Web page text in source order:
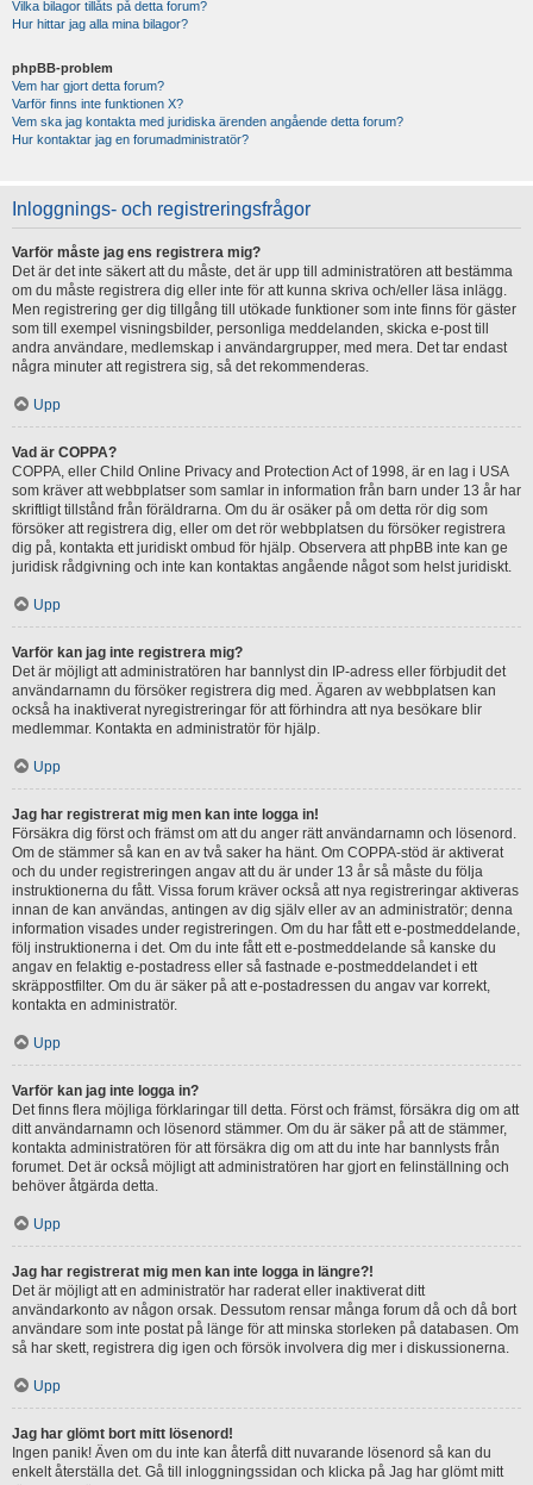
Vilka bilagor tillåts på detta forum?
Hur hittar jag alla mina bilagor?
phpBB-problem
Vem har gjort detta forum?
Varför finns inte funktionen X?
Vem ska jag kontakta med juridiska ärenden angående detta forum?
Hur kontaktar jag en forumadministratör?
Inloggnings- och registreringsfrågor
Varför måste jag ens registrera mig?
Det är det inte säkert att du måste, det är upp till administratören att bestämma
om du måste registrera dig eller inte för att kunna skriva och/eller läsa inlägg.
Men registrering ger dig tillgång till utökade funktioner som inte finns för gäster
som till exempel visningsbilder, personliga meddelanden, skicka e-post till
andra användare, medlemskap i användargrupper, med mera. Det tar endast
några minuter att registrera sig, så det rekommenderas.
Upp
Vad är COPPA?
COPPA, eller Child Online Privacy and Protection Act of 1998, är en lag i USA
som kräver att webbplatser som samlar in information från barn under 13 år har
skriftligt tillstånd från föräldrarna. Om du är osäker på om detta rör dig som
försöker att registrera dig, eller om det rör webbplatsen du försöker registrera
dig på, kontakta ett juridiskt ombud för hjälp. Observera att phpBB inte kan ge
juridisk rådgivning och inte kan kontaktas angående något som helst juridiskt.
Upp
Varför kan jag inte registrera mig?
Det är möjligt att administratören har bannlyst din IP-adress eller förbjudit det
användarnamn du försöker registrera dig med. Ägaren av webbplatsen kan
också ha inaktiverat nyregistreringar för att förhindra att nya besökare blir
medlemmar. Kontakta en administratör för hjälp.
Upp
Jag har registrerat mig men kan inte logga in!
Försäkra dig först och främst om att du anger rätt användarnamn och lösenord.
Om de stämmer så kan en av två saker ha hänt. Om COPPA-stöd är aktiverat
och du under registreringen angav att du är under 13 år så måste du följa
instruktionerna du fått. Vissa forum kräver också att nya registreringar aktiveras
innan de kan användas, antingen av dig själv eller av an administratör; denna
information visades under registreringen. Om du har fått ett e-postmeddelande,
följ instruktionerna i det. Om du inte fått ett e-postmeddelande så kanske du
angav en felaktig e-postadress eller så fastnade e-postmeddelandet i ett
skräppostfilter. Om du är säker på att e-postadressen du angav var korrekt,
kontakta en administratör.
Upp
Varför kan jag inte logga in?
Det finns flera möjliga förklaringar till detta. Först och främst, försäkra dig om att
ditt användarnamn och lösenord stämmer. Om du är säker på att de stämmer,
kontakta administratören för att försäkra dig om att du inte har bannlysts från
forumet. Det är också möjligt att administratören har gjort en felinställning och
behöver åtgärda detta.
Upp
Jag har registrerat mig men kan inte logga in längre?!
Det är möjligt att en administratör har raderat eller inaktiverat ditt
användarkonto av någon orsak. Dessutom rensar många forum då och då bort
användare som inte postat på länge för att minska storleken på databasen. Om
så har skett, registrera dig igen och försök involvera dig mer i diskussionerna.
Upp
Jag har glömt bort mitt lösenord!
Ingen panik! Även om du inte kan återfå ditt nuvarande lösenord så kan du
enkelt återställa det. Gå till inloggningssidan och klicka på Jag har glömt mitt